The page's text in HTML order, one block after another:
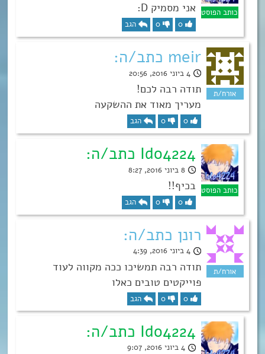
אני מסמיק D:
0
0 הגב
meir כתב/ה:
4 ביוני 2016, 20:56
תודה רבה לכם!
מעריך מאוד את ההשקעה
0
0 הגב
Ido4224 כתב/ה:
8 ביוני 2016, 8:27
בכיף!!
0
0 הגב
רונן כתב/ה:
4 ביוני 2016, 4:39
תודה רבה תמשיכו ככה מקווה לעוד
פוייקטים טובים כאלו
0
0 הגב
Ido4224 כתב/ה:
4 ביוני 2016, 9:07